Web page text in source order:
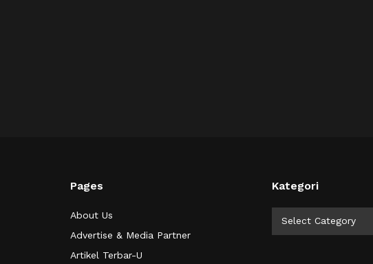
Pages
About Us
Advertise & Media Partner
Artikel Terbar-U
Kategori
Select Category